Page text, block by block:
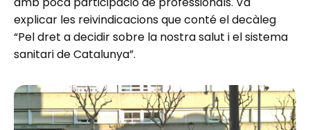
explicar les reivindicacions que conté el decàleg
“Pel dret a decidir sobre la nostra salut i el sistema
sanitari de Catalunya”.